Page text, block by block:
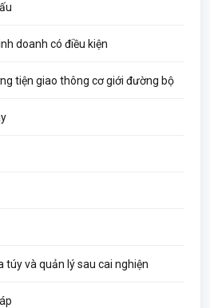
doanh có điều kiện
tiện giao thông cơ giới đường bộ
túy và quản lý sau cai nghiện